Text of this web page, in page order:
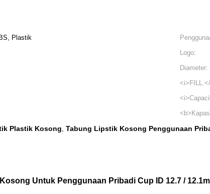
Plastik
Logo:
Diameter:
Plastik Kosong, Tabung Lipstik Kosong Penggunaan
Untuk Penggunaan Pribadi Cup ID 12.7 /